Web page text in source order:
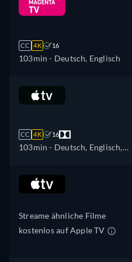
CC 4K 16
103min - Deutsch, Englisch
CC 4K 16
103min - Deutsch, Englisch,
Streame ähnliche Filme
kostenlos auf Apple TV